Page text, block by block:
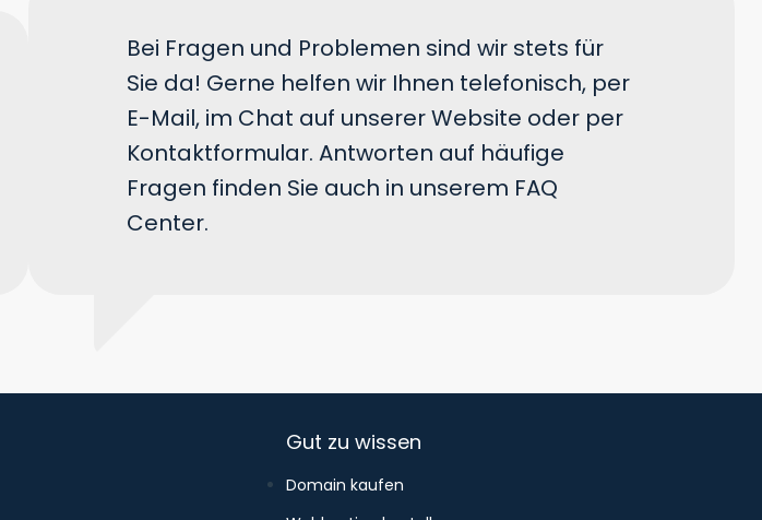
Bei Fragen und Problemen sind wir stets für
Sie da! Gerne helfen wir Ihnen telefonisch, per
E-Mail, im Chat auf unserer Website oder per
Kontaktformular. Antworten auf häufige
Fragen finden Sie auch in unserem FAQ
Center.
Gut zu wissen
Domain kaufen